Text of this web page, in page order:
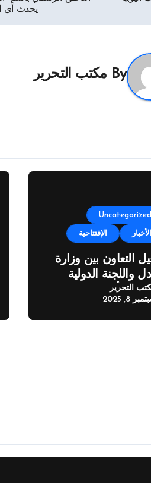
يحدث أي
By مكتب التحرير
Uncategorized
الأخبار الإفتتاحية
التعاون بين وزارة
واللجنة الدولية
الأحمر
التحرير
8, 2025